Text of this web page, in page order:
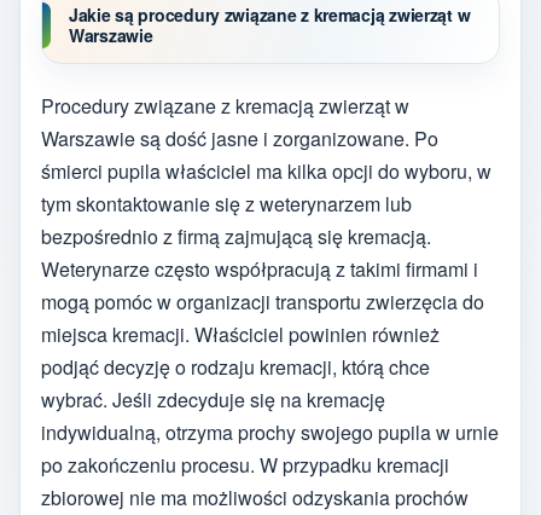
Jakie są procedury związane z kremacją zwierząt w
Warszawie
Procedury związane z kremacją zwierząt w
Warszawie są dość jasne i zorganizowane. Po
śmierci pupila właściciel ma kilka opcji do wyboru, w
tym skontaktowanie się z weterynarzem lub
bezpośrednio z firmą zajmującą się kremacją.
Weterynarze często współpracują z takimi firmami i
mogą pomóc w organizacji transportu zwierzęcia do
miejsca kremacji. Właściciel powinien również
podjąć decyzję o rodzaju kremacji, którą chce
wybrać. Jeśli zdecyduje się na kremację
indywidualną, otrzyma prochy swojego pupila w urnie
po zakończeniu procesu. W przypadku kremacji
zbiorowej nie ma możliwości odzyskania prochów